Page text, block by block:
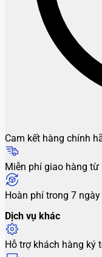
Cam kết hàng chính
Miễn phí giao hàng từ
Hoàn phí trong 7
Dịch vụ khác
Hỗ trợ khách hàng ký